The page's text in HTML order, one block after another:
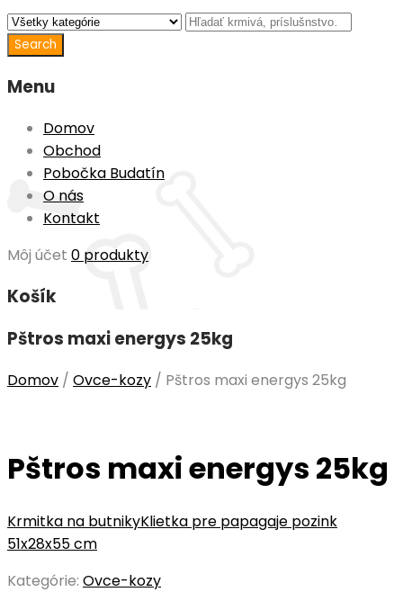
Menu
Domov
Obchod
Pobočka Budatín
O nás
Kontakt
Môj účet 0 produkty
Košík
Pštros maxi energys 25kg
Domov / Ovce-kozy / Pštros maxi energys 25kg
Pštros maxi energys 25kg
Krmitka na butnikyKlietka pre papagaje pozink
51x28x55 cm
Kategórie: Ovce-kozy